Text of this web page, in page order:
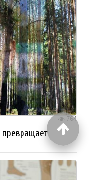
764
превращает